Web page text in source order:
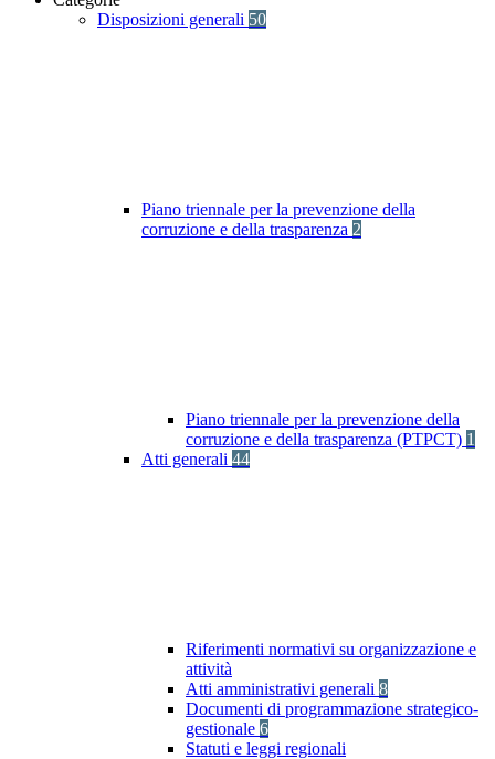
Disposizioni generali 50
Piano triennale per la prevenzione della
corruzione e della trasparenza 2
Piano triennale per la prevenzione della
corruzione e della trasparenza (PTPCT) 1
Atti generali 44
Riferimenti normativi su organizzazione e
attività
Atti amministrativi generali 8
Documenti di programmazione strategico-
gestionale 6
Statuti e leggi regionali